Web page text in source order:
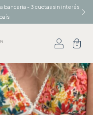
bancaria - 3 cuotas sin interés
0